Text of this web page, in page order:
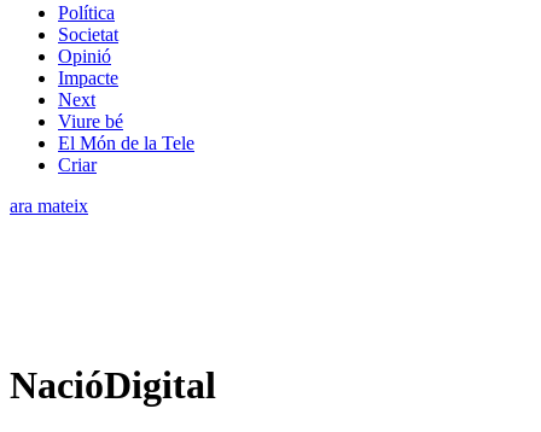
Política
Societat
Opinió
Impacte
Next
Viure bé
El Món de la Tele
Criar
ara mateix
NacióDigital